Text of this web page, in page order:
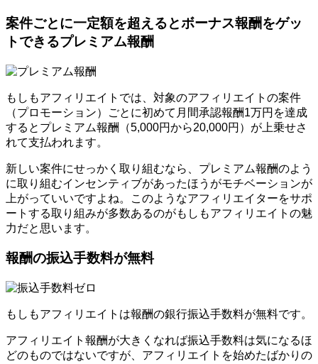
案件ごとに一定額を超えるとボーナス報酬をゲッ
トできるプレミアム報酬
もしもアフィリエイトでは、対象のアフィリエイトの案件
（プロモーション）ごとに初めて月間承認報酬1万円を達成
するとプレミアム報酬（5,000円から20,000円）が上乗せさ
れて支払われます。
新しい案件にせっかく取り組むなら、プレミアム報酬のよう
に取り組むインセンティブがあったほうがモチベーションが
上がっていいですよね。このようなアフィリエイターをサポ
ートする取り組みが多数あるのがもしもアフィリエイトの魅
力だと思います。
報酬の振込手数料が無料
もしもアフィリエイトは報酬の銀行振込手数料が無料です。
アフィリエイト報酬が大きくなれば振込手数料は気になるほ
どのものではないですが、アフィリエイトを始めたばかりの